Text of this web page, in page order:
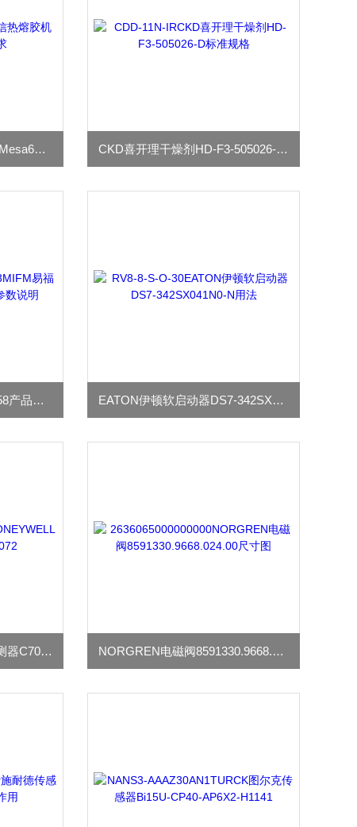
美国nordson诺信热熔胶机Mesa6使用环境要求 CKD喜开理干燥剂HD-F3-505026-D标准规格
IFM易福门气缸开关MK5158产品参数说明 EATON伊顿软启动器DS7-342SX041N0-N用法
浅谈HONEYWELL火焰探测器C7027A1072 NORGREN电磁阀8591330.9668.024.00尺寸图